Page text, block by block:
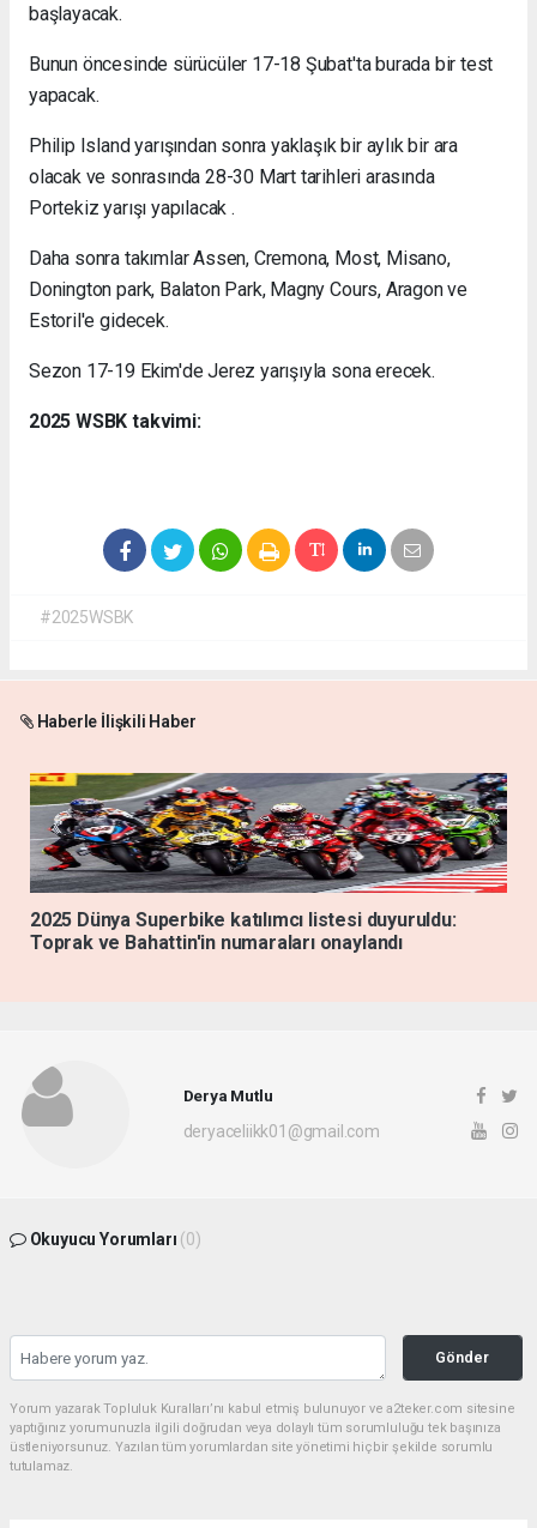
başlayacak.
Bunun öncesinde sürücüler 17-18 Şubat'ta burada bir test
yapacak.
Philip Island yarışından sonra yaklaşık bir aylık bir ara
olacak ve sonrasında 28-30 Mart tarihleri arasında
Portekiz yarışı yapılacak .
Daha sonra takımlar Assen, Cremona, Most, Misano,
Donington park, Balaton Park, Magny Cours, Aragon ve
Estoril'e gidecek.
Sezon 17-19 Ekim'de Jerez yarışıyla sona erecek.
2025 WSBK takvimi:
#2025WSBK
Haberle İlişkili Haber
2025 Dünya Superbike katılımcı listesi duyuruldu:
Toprak ve Bahattin'in numaraları onaylandı
Derya Mutlu
deryaceliikk01@gmail.com
Okuyucu Yorumları (0)
Gönder
Yorum yazarak Topluluk Kuralları’nı kabul etmiş bulunuyor ve a2teker.com sitesine
yaptığınız yorumunuzla ilgili doğrudan veya dolaylı tüm sorumluluğu tek başınıza
üstleniyorsunuz. Yazılan tüm yorumlardan site yönetimi hiçbir şekilde sorumlu
tutulamaz.